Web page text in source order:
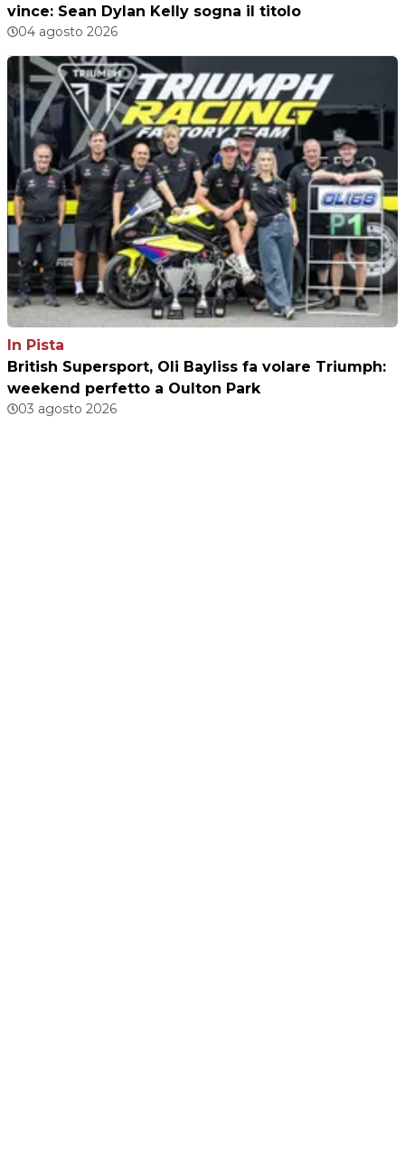
vince: Sean Dylan Kelly sogna il titolo
04 agosto 2026
In Pista
British Supersport, Oli Bayliss fa volare Triumph:
weekend perfetto a Oulton Park
03 agosto 2026